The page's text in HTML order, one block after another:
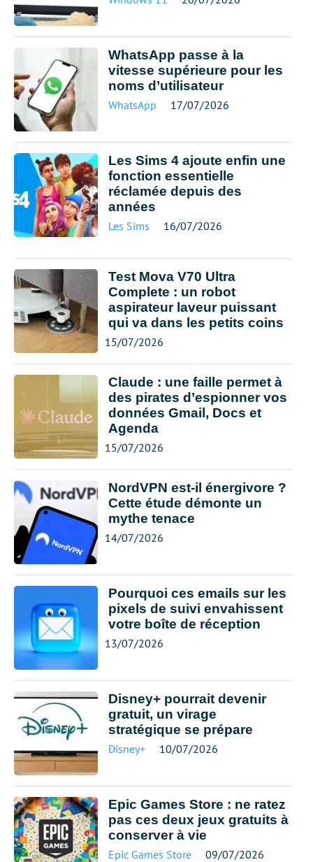
WhatsApp passe à la
vitesse supérieure pour les
noms d’utilisateur
WhatsApp 17/07/2026
Les Sims 4 ajoute enfin une
fonction essentielle
réclamée depuis des
années
Les Sims 16/07/2026
Test Mova V70 Ultra
Complete : un robot
aspirateur laveur puissant
qui va dans les petits coins
15/07/2026
Claude : une faille permet à
des pirates d’espionner vos
données Gmail, Docs et
Agenda
15/07/2026
NordVPN est-il énergivore ?
Cette étude démonte un
mythe tenace
14/07/2026
Pourquoi ces emails sur les
pixels de suivi envahissent
votre boîte de réception
13/07/2026
Disney+ pourrait devenir
gratuit, un virage
stratégique se prépare
Disney+ 10/07/2026
Epic Games Store : ne ratez
pas ces deux jeux gratuits à
conserver à vie
Epic Games Store 09/07/2026